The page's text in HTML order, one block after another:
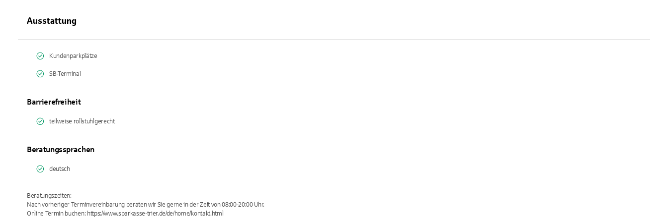
Ausstattung
Kundenparkplätze
SB-Terminal
Barrierefreiheit
teilweise rollstuhlgerecht
Beratungssprachen
deutsch
Beratungszeiten:
Nach vorheriger Terminvereinbarung beraten wir Sie gerne in der Zeit von 08:00-20:00 Uhr.
Online Termin buchen: https://www.sparkasse-trier.de/de/home/kontakt.html